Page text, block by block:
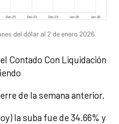
del dólar al 2 de enero 2026
Contado Con Liquidación
de la semana anterior.
la suba fue de 34.66% y